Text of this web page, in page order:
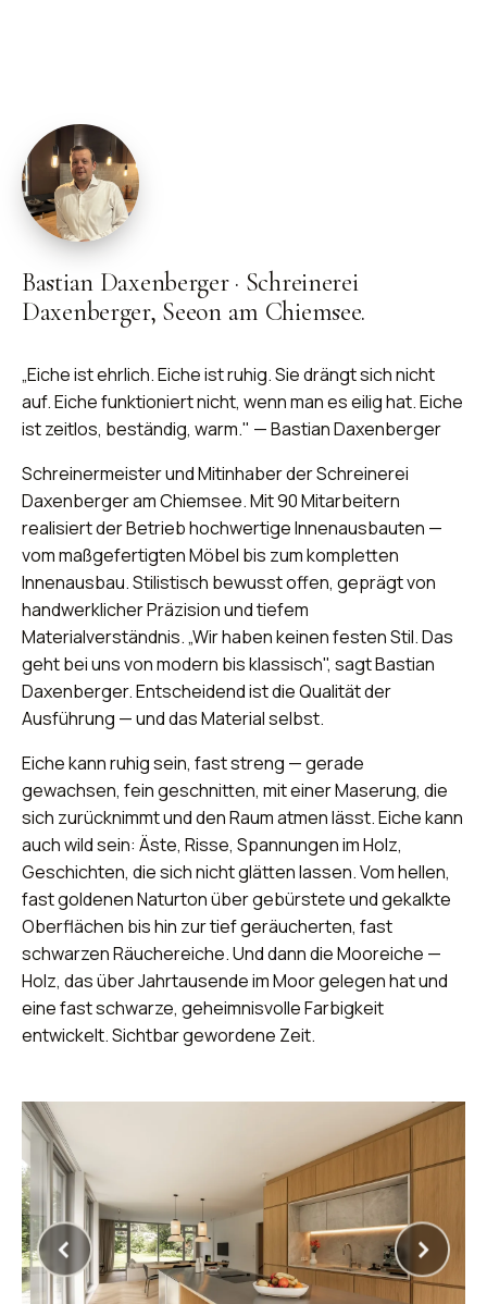
Bastian Daxenberger · Schreinerei
Daxenberger, Seeon am Chiemsee.
„Eiche ist ehrlich. Eiche ist ruhig. Sie drängt sich nicht
auf. Eiche funktioniert nicht, wenn man es eilig hat. Eiche
ist zeitlos, beständig, warm." — Bastian Daxenberger
Schreinermeister und Mitinhaber der Schreinerei
Daxenberger am Chiemsee. Mit 90 Mitarbeitern
realisiert der Betrieb hochwertige Innenausbauten —
vom maßgefertigten Möbel bis zum kompletten
Innenausbau. Stilistisch bewusst offen, geprägt von
handwerklicher Präzision und tiefem
Materialverständnis. „Wir haben keinen festen Stil. Das
geht bei uns von modern bis klassisch", sagt Bastian
Daxenberger. Entscheidend ist die Qualität der
Ausführung — und das Material selbst.
Eiche kann ruhig sein, fast streng — gerade
gewachsen, fein geschnitten, mit einer Maserung, die
sich zurücknimmt und den Raum atmen lässt. Eiche kann
auch wild sein: Äste, Risse, Spannungen im Holz,
Geschichten, die sich nicht glätten lassen. Vom hellen,
fast goldenen Naturton über gebürstete und gekalkte
Oberflächen bis hin zur tief geräucherten, fast
schwarzen Räuchereiche. Und dann die Mooreiche —
Holz, das über Jahrtausende im Moor gelegen hat und
eine fast schwarze, geheimnisvolle Farbigkeit
entwickelt. Sichtbar gewordene Zeit.
‹ ›